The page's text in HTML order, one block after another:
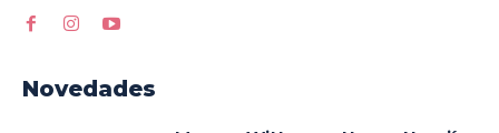
Novedades